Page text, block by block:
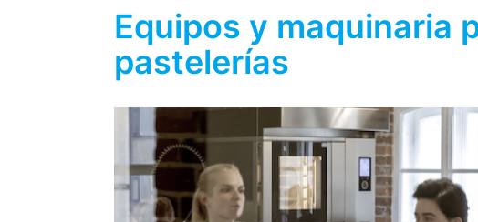
Equipos y maquinaria
pastelerías